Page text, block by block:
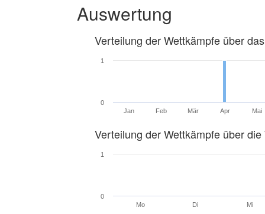
Auswertung
Verteilung der Wettkämpfe über
Jan Feb Mär Apr Mai
0
1
Verteilung der Wettkämpfe über die
Mo Di Mi
0
1